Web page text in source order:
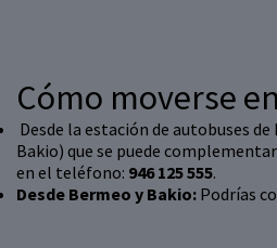
Cómo moverse
Desde la estación de autobuses
Bakio) que se puede
en el teléfono: 946 125 555.
Desde Bermeo y Bakio: Podrías